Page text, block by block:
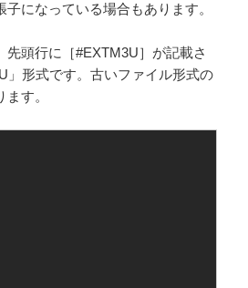
になっている場合もあります。
先頭行に［#EXTM3U］が記載さ
」形式です。古いファイル形式の
す。